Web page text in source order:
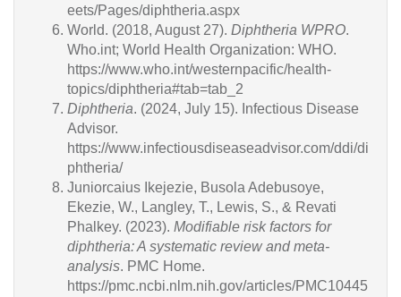
eets/Pages/diphtheria.aspx
World. (2018, August 27). Diphtheria WPRO.
Who.int; World Health Organization: WHO.
https://www.who.int/westernpacific/health-
topics/diphtheria#tab=tab_2
Diphtheria. (2024, July 15). Infectious Disease
Advisor.
https://www.infectiousdiseaseadvisor.com/ddi/di
phtheria/
Juniorcaius Ikejezie, Busola Adebusoye,
Ekezie, W., Langley, T., Lewis, S., & Revati
Phalkey. (2023). Modifiable risk factors for
diphtheria: A systematic review and meta-
analysis. PMC Home.
https://pmc.ncbi.nlm.nih.gov/articles/PMC10445